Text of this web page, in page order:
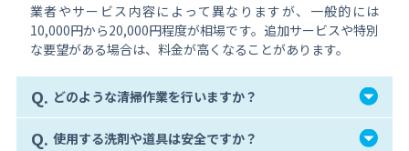
業者やサービス内容によって異なりますが、一般的には
10,000円から20,000円程度が相場です。追加サービスや特別
な要望がある場合は、料金が高くなることがあります。
Q. どのような清掃作業を行いますか？
Q. 使用する洗剤や道具は安全ですか？